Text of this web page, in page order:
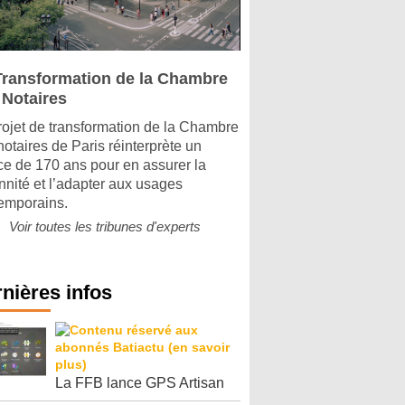
de la Chambre
de transformation de la Chambre
de Paris réinterprète un
de 170 ans pour en assurer la
et l’adapter aux usages
Voir toutes les tribunes d'experts
infos
La FFB lance GPS Artisan